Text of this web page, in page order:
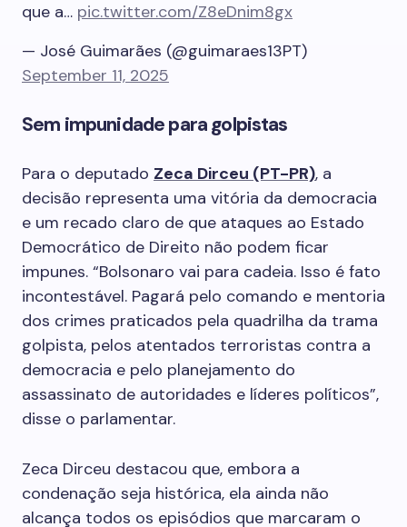
que a… pic.twitter.com/Z8eDnim8gx
— José Guimarães (@guimaraes13PT)
September 11, 2025
Sem impunidade para golpistas
Para o deputado Zeca Dirceu (PT-PR), a
decisão representa uma vitória da democracia
e um recado claro de que ataques ao Estado
Democrático de Direito não podem ficar
impunes. “Bolsonaro vai para cadeia. Isso é fato
incontestável. Pagará pelo comando e mentoria
dos crimes praticados pela quadrilha da trama
golpista, pelos atentados terroristas contra a
democracia e pelo planejamento do
assassinato de autoridades e líderes políticos”,
disse o parlamentar.
Zeca Dirceu destacou que, embora a
condenação seja histórica, ela ainda não
alcança todos os episódios que marcaram o